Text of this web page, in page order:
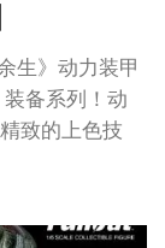
生》动力装甲
备系列！动
致的上色技